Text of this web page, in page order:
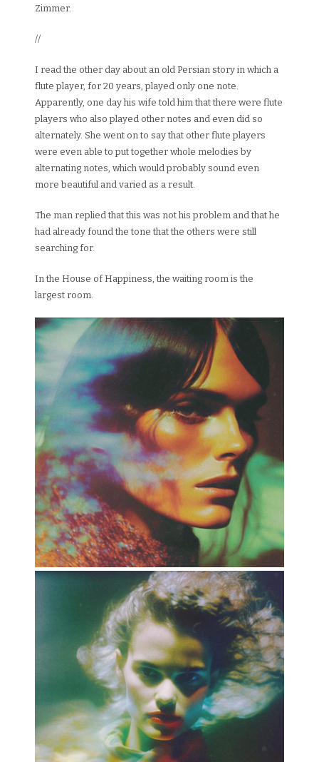
Zimmer.
//
I read the other day about an old Persian story in which a
flute player, for 20 years, played only one note.
Apparently, one day his wife told him that there were flute
players who also played other notes and even did so
alternately. She went on to say that other flute players
were even able to put together whole melodies by
alternating notes, which would probably sound even
more beautiful and varied as a result.
The man replied that this was not his problem and that he
had already found the tone that the others were still
searching for.
In the House of Happiness, the waiting room is the
largest room.